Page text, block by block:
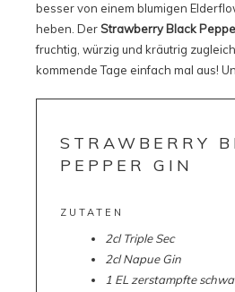
besser von einem blumigen
heben. DerStrawberry Black
fruchtig, würzig und kräutrig
kommende Tage einfach mal aus!
STRAWBERRY
PEPPER GIN
ZUTATEN
2cl Triple Sec
2cl Napue Gin
1 EL zerstampfte